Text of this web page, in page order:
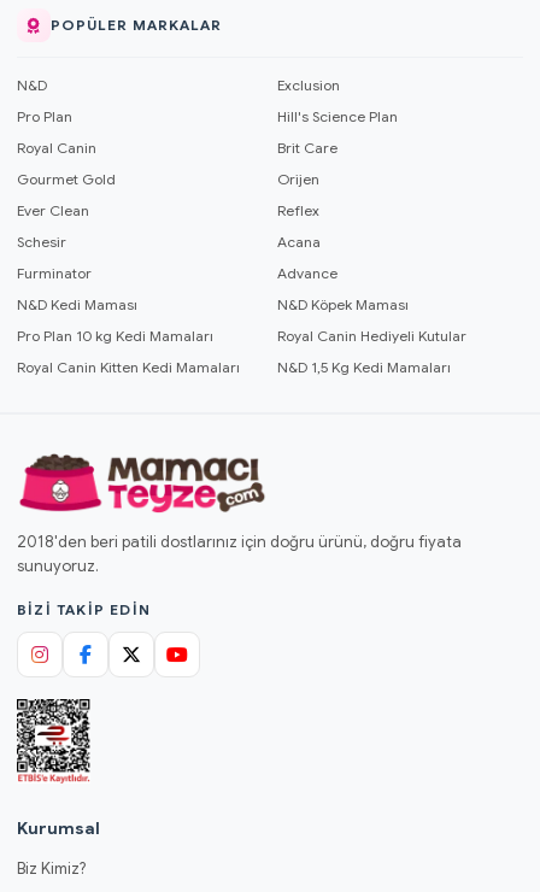
POPÜLER MARKALAR
N&D
Exclusion
Pro Plan
Hill's Science Plan
Royal Canin
Brit Care
Gourmet Gold
Orijen
Ever Clean
Reflex
Schesir
Acana
Furminator
Advance
N&D Kedi Maması
N&D Köpek Maması
Pro Plan 10 kg Kedi Mamaları
Royal Canin Hediyeli Kutular
Royal Canin Kitten Kedi Mamaları
N&D 1,5 Kg Kedi Mamaları
2018'den beri patili dostlarınız için doğru ürünü, doğru fiyata
sunuyoruz.
BIZI TAKIP EDIN
Kurumsal
Biz Kimiz?